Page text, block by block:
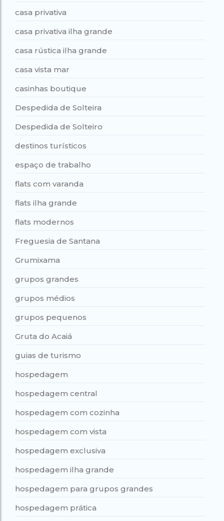
casa privativa
casa privativa ilha grande
casa rústica ilha grande
casa vista mar
casinhas boutique
Despedida de Solteira
Despedida de Solteiro
destinos turísticos
espaço de trabalho
flats com varanda
flats ilha grande
flats modernos
Freguesia de Santana
Grumixama
grupos grandes
grupos médios
grupos pequenos
Gruta do Acaiá
guias de turismo
hospedagem
hospedagem central
hospedagem com cozinha
hospedagem com vista
hospedagem exclusiva
hospedagem ilha grande
hospedagem para grupos grandes
hospedagem prática